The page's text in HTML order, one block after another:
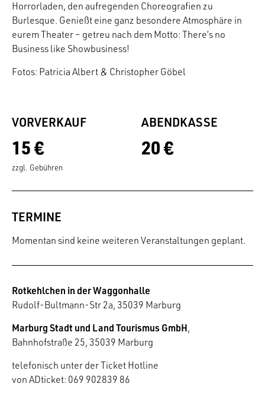
Horrorladen, den aufregenden Choreografien zu
Burlesque. Genießt eine ganz besondere Atmosphäre in
eurem Theater – getreu nach dem Motto: There’s no
Business like Showbusiness!
Fotos: Patricia Albert & Christopher Göbel
VORVERKAUF
15 €
zzgl. Gebühren
ABENDKASSE
20 €
TERMINE
Momentan sind keine weiteren Veranstaltungen geplant.
Rotkehlchen in der Waggonhalle
Rudolf-Bultmann-Str 2a, 35039 Marburg
Marburg Stadt und Land Tourismus GmbH,
Bahnhofstraße 25, 35039 Marburg
telefonisch unter der Ticket Hotline
von ADticket: 069 902839 86